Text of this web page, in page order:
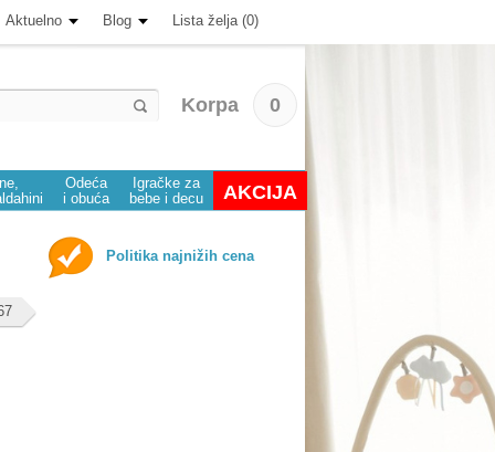
Aktuelno Blog Lista želja (0)
Korpa 0
Odeća
i obuća
Igračke za
bebe i decu
AKCIJA
Politika najnižih cena